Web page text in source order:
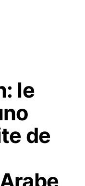
le
de